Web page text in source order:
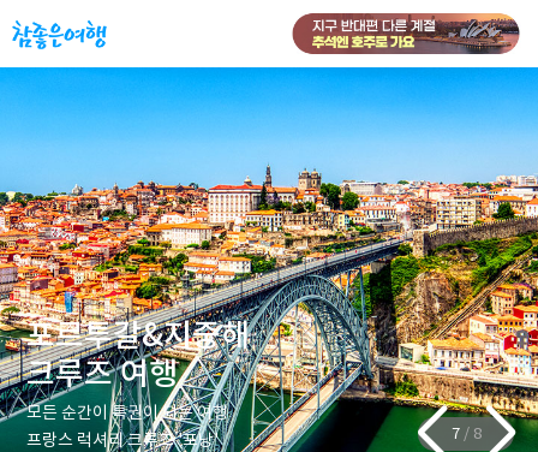
포르투갈&지중해
크루즈 여행
모든 순간이 특권이 되는 여행
프랑스 럭셔리 크루즈 '포낭'
7/ 8